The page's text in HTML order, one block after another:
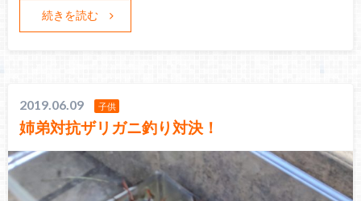
続きを読む
2019.06.09 子供
姉弟対抗ザリガニ釣り対決！